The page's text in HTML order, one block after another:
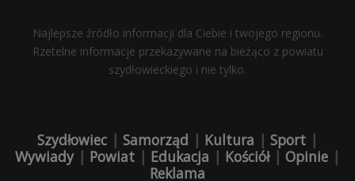
Najlepsze źródło informacji dla Ciebie i twojego regionu.
Rzetelne informacje przekazywane na bieżąco z powiatu
szydłowieckiego i nie tylko.
Szydłowiec | Samorząd | Kultura | Sport |
Wywiady| Powiat | Edukacja | Kościół| Opinie |
Reklama